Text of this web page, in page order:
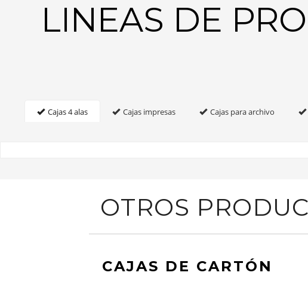
LINEAS DE
Cajas 4 alas Cajas impresas Cajas para archivo
OTROS
CAJAS DE CARTÓN